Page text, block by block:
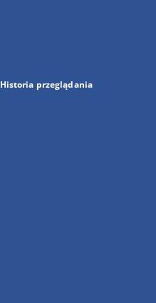
Historia przeglądania